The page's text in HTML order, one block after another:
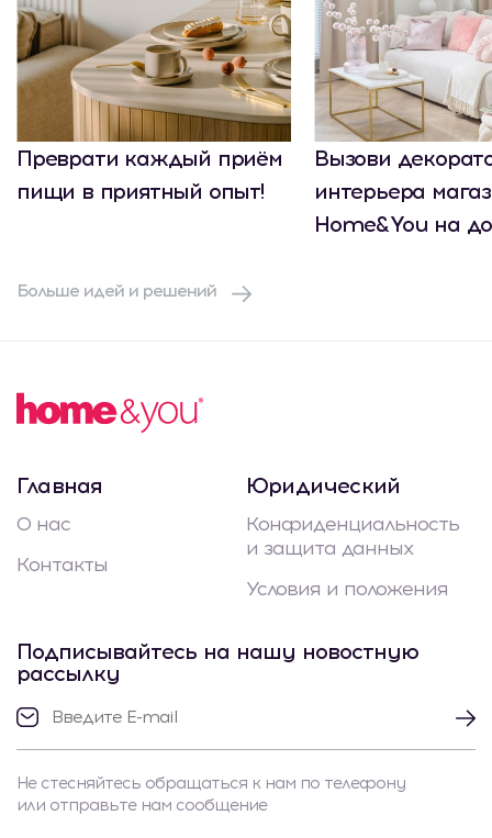
Преврати каждый приём
пищи в приятный опыт!
Вызови
интерьера
Home&You на
Больше идей и решений
Главная
О нас
Контакты
Юридический
Конфиденциальность
и защита данных
Условия и положения
Подписывайтесь на нашу новостную
рассылку
Не стесняйтесь обращаться к нам по телефону
или отправьте нам сообщение